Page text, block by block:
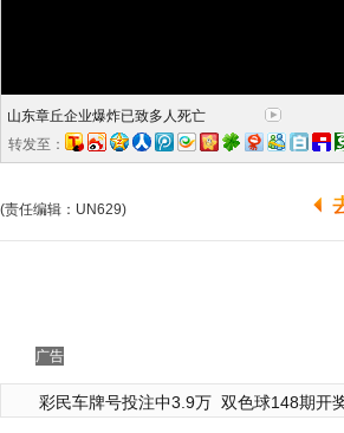
山东章丘企业爆炸已致多人死亡
转发至：
(责任编辑：UN629)
广告
彩民车牌号投注中3.9万 双色球148期开